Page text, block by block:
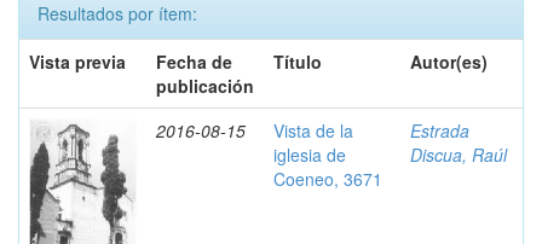
Resultados por ítem:
Vista previa
Fecha de
publicación
Título Autor(es)
2016-08-15
Vista de la
iglesia de
Coeneo, 3671
Estrada
Discua, Raúl